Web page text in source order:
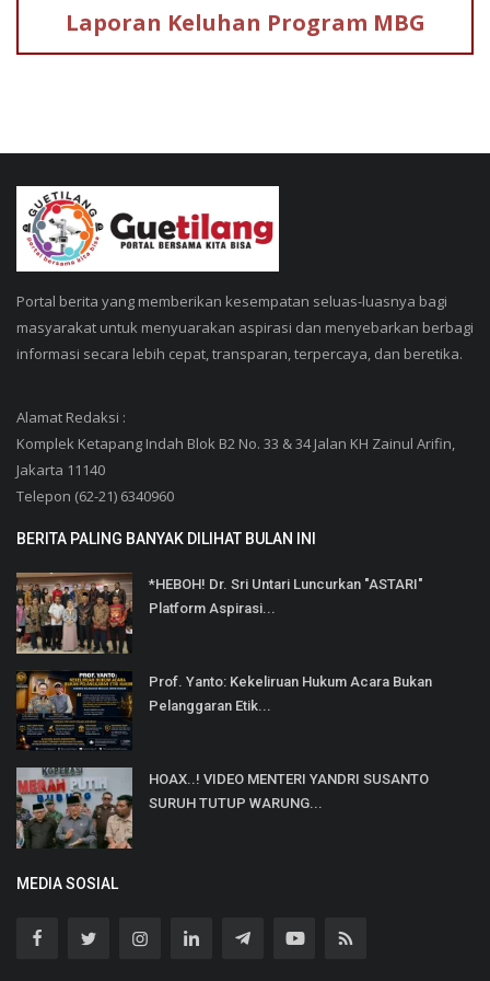
Laporan Keluhan Program MBG
Portal berita yang memberikan kesempatan seluas-luasnya bagi
masyarakat untuk menyuarakan aspirasi dan menyebarkan berbagi
informasi secara lebih cepat, transparan, terpercaya, dan beretika.
Alamat Redaksi :
Komplek Ketapang Indah Blok B2 No. 33 & 34 Jalan KH Zainul Arifin,
Jakarta 11140
Telepon (62-21) 6340960
BERITA PALING BANYAK DILIHAT BULAN INI
*HEBOH! Dr. Sri Untari Luncurkan "ASTARI"
Platform Aspirasi...
Prof. Yanto: Kekeliruan Hukum Acara Bukan
Pelanggaran Etik...
HOAX..! VIDEO MENTERI YANDRI SUSANTO
SURUH TUTUP WARUNG...
MEDIA SOSIAL